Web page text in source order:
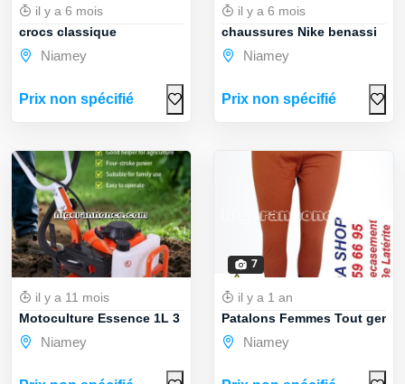
il y a 6 mois
crocs classique
Niamey
Prix non spécifié
il y a 6 mois
chaussures Nike benassi
Niamey
Prix non spécifié
il y a 11 mois
Motoculture Essence 1L 3 hp chevaux acce ...
Niamey
7
il y a 1 an
Patalons Femmes Tout genre
Niamey